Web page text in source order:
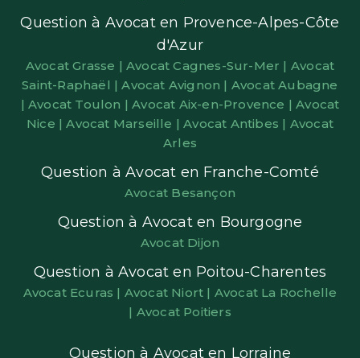
Question à Avocat en Provence-Alpes-Côte
d'Azur
Avocat Grasse |Avocat Cagnes-Sur-Mer | Avocat
Saint-Raphaël |Avocat Avignon | Avocat Aubagne
| Avocat Toulon |Avocat Aix-en-Provence |Avocat
Nice |Avocat Marseille |Avocat Antibes | Avocat
Arles
Question à Avocat en Franche-Comté
Avocat Besançon
Question à Avocat en Bourgogne
Avocat Dijon
Question à Avocat en Poitou-Charentes
Avocat Ecuras | Avocat Niort | Avocat La Rochelle
| Avocat Poitiers
Question à Avocat en Lorraine